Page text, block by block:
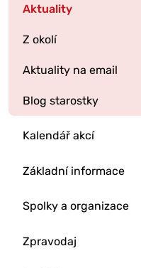
Aktuality
Z okolí
Aktuality na email
Blog starostky
Kalendář akcí
Základní informace
Spolky a organizace
Zpravodaj